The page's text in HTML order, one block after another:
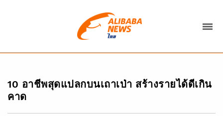
10 อาชีพสุดแปลกบนเถาเป่า สร้างรายได้ดีเกิน
คาด